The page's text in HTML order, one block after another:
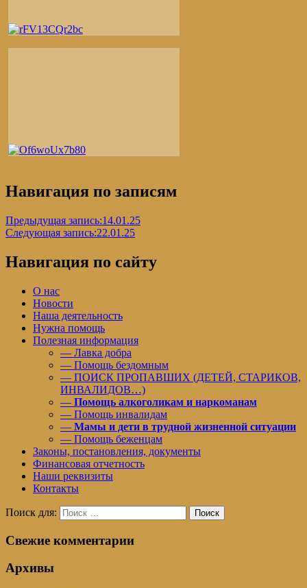
Навигация по записям
Предыдущая запись:14.01.25
Следующая запись:22.01.25
Навигация по сайту
О нас
Новости
Наша деятельность
Нужна помощь
Полезная информация
— Лавка добра
— Помощь бездомным
— ПОИСК ПРОПАВШИХ (ДЕТЕЙ, СТАРИКОВ,
ИНВАЛИДОВ…)
— Помощь алкоголикам и наркоманам
— Помощь инвалидам
— Мамы и дети в трудной жизненной ситуации
— Помощь беженцам
Законы, постановления, документы
Финансовая отчетность
Наши реквизиты
Контакты
Поиск для: Поиск
Свежие комментарии
Архивы